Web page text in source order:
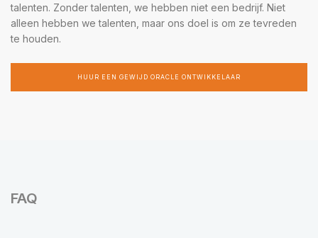
talenten. Zonder talenten, we hebben niet een bedrijf. Niet
alleen hebben we talenten, maar ons doel is om ze tevreden
te houden.
HUUR EEN GEWIJD ORACLE ONTWIKKELAAR
FAQ